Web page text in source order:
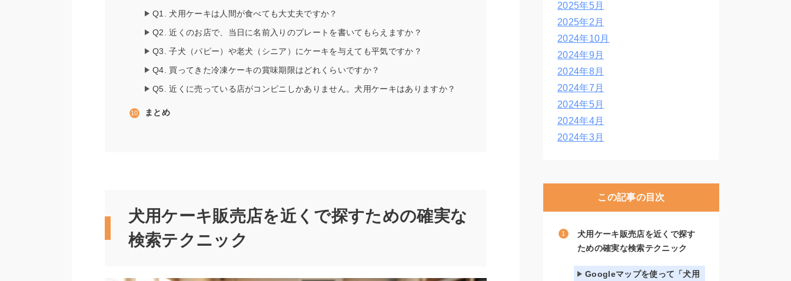
Q1. 犬用ケーキは人間が食べても大丈夫ですか？
Q2. 近くのお店で、当日に名前入りのプレートを書いてもらえますか？
Q3. 子犬（パピー）や老犬（シニア）にケーキを与えても平気ですか？
Q4. 買ってきた冷凍ケーキの賞味期限はどれくらいですか？
Q5. 近くに売っている店がコンビニしかありません。犬用ケーキはありますか？
まとめ
犬用ケーキ販売店を近くで探すための確実な
検索テクニック
2025年5月
2025年2月
2024年10月
2024年9月
2024年8月
2024年7月
2024年5月
2024年4月
2024年3月
この記事の目次
犬用ケーキ販売店を近くで探す
ための確実な検索テクニック
Googleマップを使って「犬用